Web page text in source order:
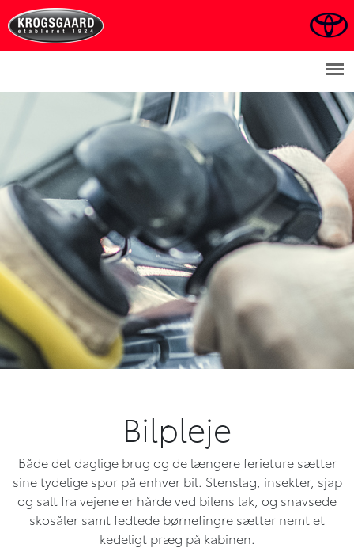
Bilpleje
Både det daglige brug og de længere ferieture sætter
sine tydelige spor på enhver bil. Stenslag, insekter, sjap
og salt fra vejene er hårde ved bilens lak, og snavsede
skosåler samt fedtede børnefingre sætter nemt et
kedeligt præg på kabinen.